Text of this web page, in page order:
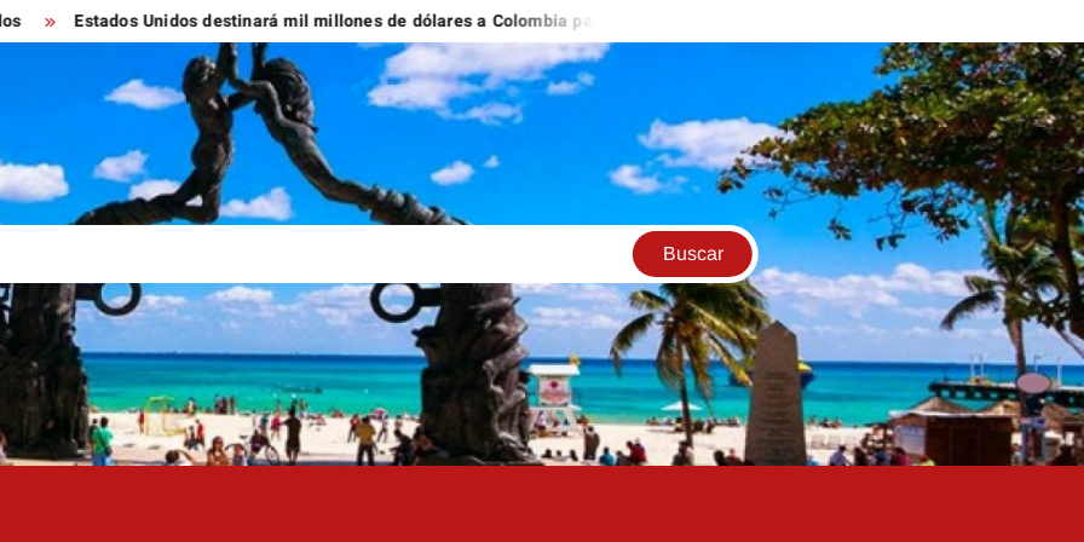
Unidos destinará mil millones de dólares a Colombia para reforzar seguridad